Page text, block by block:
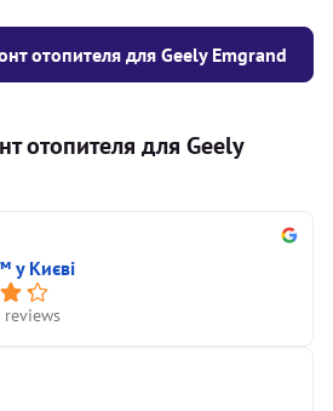
отопителя для Geely Emgrand
отопителя для Geely
у Києві